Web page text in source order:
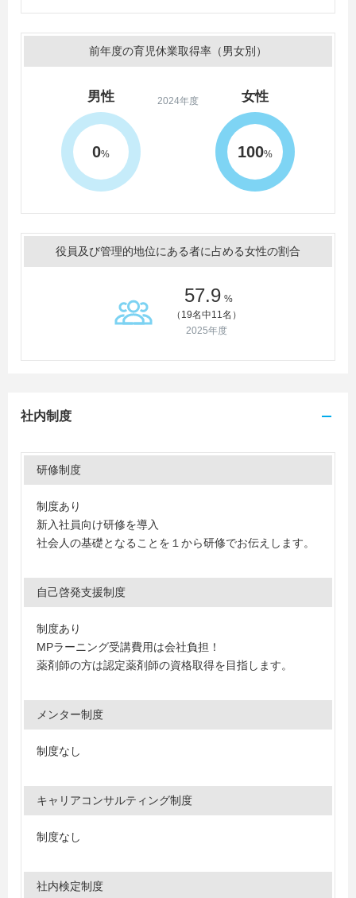
前年度の育児休業取得率（男女別）
2024年度
男性
0%
女性
100%
役員及び管理的地位にある者に占める女性の割合
57.9 %
（19名中11名）
2025年度
社内制度
研修制度
制度あり
新入社員向け研修を導入
社会人の基礎となることを１から研修でお伝えします。
自己啓発支援制度
制度あり
MPラーニング受講費用は会社負担！
薬剤師の方は認定薬剤師の資格取得を目指します。
メンター制度
制度なし
キャリアコンサルティング制度
制度なし
社内検定制度